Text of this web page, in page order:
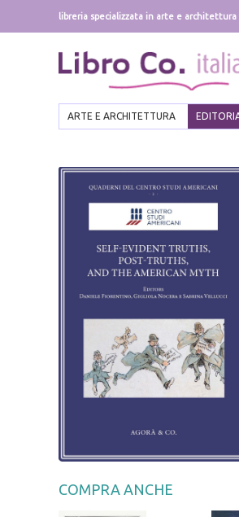
libreria specializzata in arte e architettura
ARTE E ARCHITETTURA
COMPRA ANCHE